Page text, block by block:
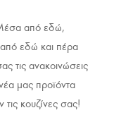
από εδώ,
εδώ και πέρα
τις ανακοινώσεις
μας προϊόντα
κουζίνες σας!